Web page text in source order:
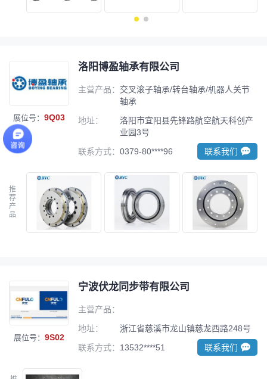
展位号：9Q03
洛阳博盈轴承有限公司
主营产品： 交叉滚子轴承/转台轴承/机器人关节
轴承
地址：
洛阳市宜阳县先锋路航空航天科创产
业园3号
联系方式：0379-80****96 联系我们
推
荐
产
品
展位号：9S02
宁波伏龙同步带有限公司
主营产品：
地址：
浙江省慈溪市龙山镇慈龙西路248号
联系方式： 13532****51 联系我们